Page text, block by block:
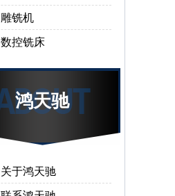
雕铣机
数控铣床
鸿天驰
关于鸿天驰